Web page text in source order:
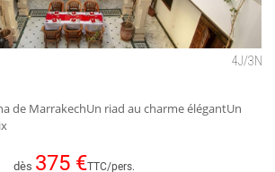
4J/3N
de MarrakechUn riad au charme élégantUn
dès 375€TTC/pers.